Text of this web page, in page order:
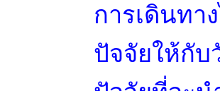
การเดินทา
ปัจจัยให้กั